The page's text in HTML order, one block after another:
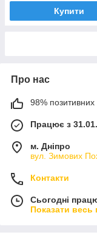
Купити
Про нас
98% позитивних
Працює з
м. Дніпро
вул. Зимових
Контакти
Сьогодні
Показати весь